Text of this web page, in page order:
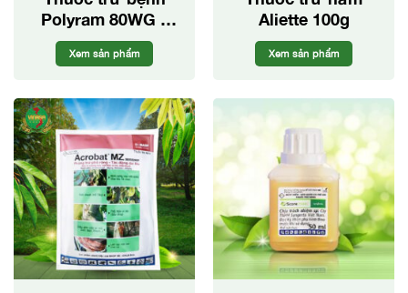
Polyram 80WG –
Đặc trị thán thư,
sương mai
Xem sản phẩm
Aliette 100g
Xem sản phẩm